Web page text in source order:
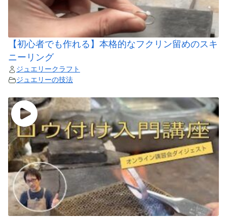
【初心者でも作れる】本格的なフクリン留めのスキ
ニーリング
ジュエリークラフト
ジュエリーの技法